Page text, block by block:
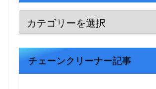
チェーンクリーナー記事